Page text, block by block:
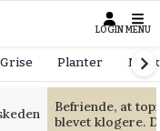
LOGIN MENU
Grise Planter
Befriende, at
blevet klogere.